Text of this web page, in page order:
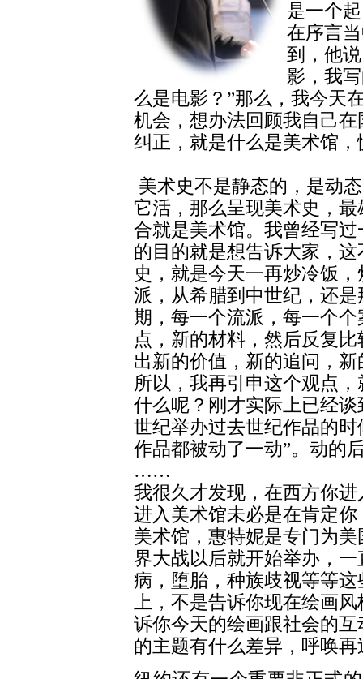
是一个
在序言
到，他
影，我
么是电影？”那么，我今天
机会，想办法回顾我自己
纠正，就是什么是美术馆
美术史不是静态的，是动
它活，那么呈现美术史，
合就是美术馆。我曾经写
的目的就是想告诉大家，
史，就是今天一再炒冷饭
派，从希腊到中世纪，还
期，每一个流派，每一个
点，新的材料，然后反复
出新的价值，新的追问，
所以，我再引申这个观点
什么呢？刚才实际上已经
世纪举办过去世纪作品的
作品都被动了一动”。动的
……
我很久才发现，在西方你
进入美术馆未必是在肯定
美术馆，惠特妮是专门为
界大战以后就开始举办，
病，堕胎，种族歧视等等
上，不是告诉你现在绘画
诉你今天的绘画跟社会的
的主题有什么差异，呼唤